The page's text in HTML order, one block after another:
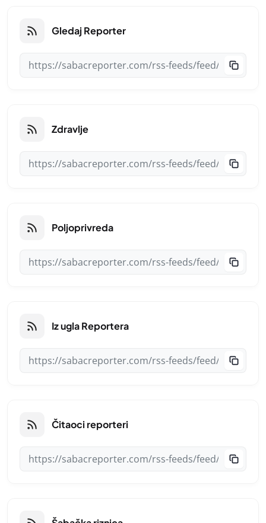
Gledaj Reporter
Zdravlje
Poljoprivreda
Iz ugla Reportera
Čitaoci reporteri